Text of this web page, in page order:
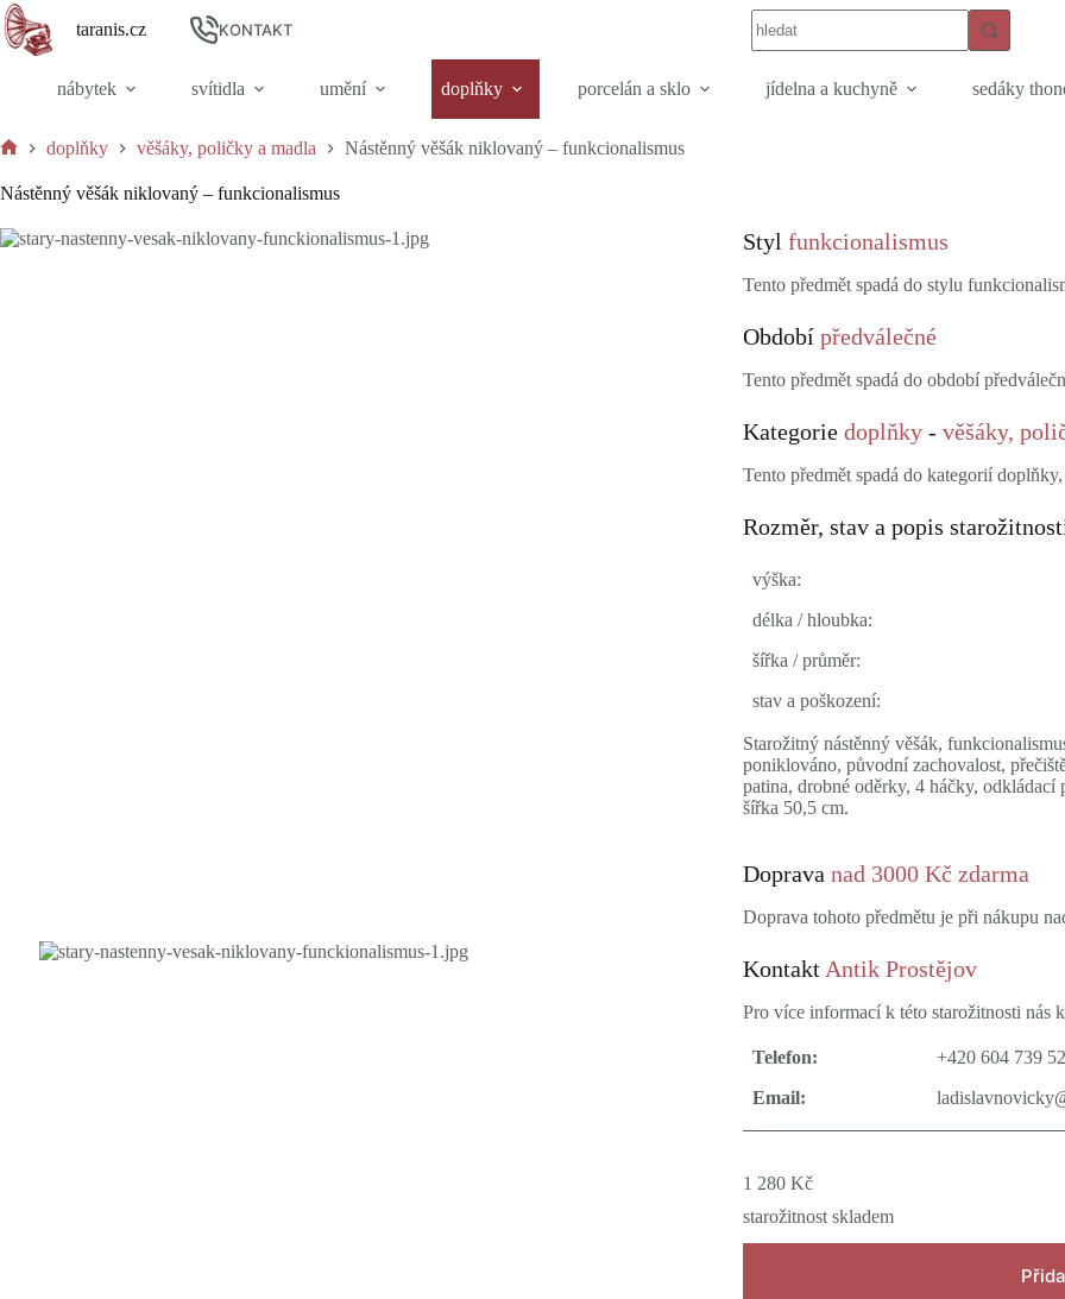
Skip
to
content
taranis.cz KONTAKT
nábytek svítidla umění doplňky porcelán a sklo jídelna a kuchyně sedáky
doplňky věšáky, poličky a madla Nástěnný věšák niklovaný – funkcionalismus
Nástěnný věšák niklovaný – funkcionalismus
Styl funkcionalismus
Tento předmět spadá do stylu
Období předválečné
Tento předmět spadá do období
Kategorie doplňky- věšáky,
Tento předmět spadá do kategorií
Rozměr, stav a popis
výška:
délka / hloubka:
šířka / průměr:
stav a poškození:
Starožitný nástěnný věšák,
poniklováno, původní zachovalost,
patina, drobné oděrky, 4 háčky, odkládací
šířka 50,5 cm.
Doprava nad 3000 Kč zdarma
Doprava tohoto předmětu je při nákupu
Kontakt Antik Prostějov
Pro více informací k této starožitnosti nás
Telefon:
+420 604 739
Email:
1 280 Kč
starožitnost skladem